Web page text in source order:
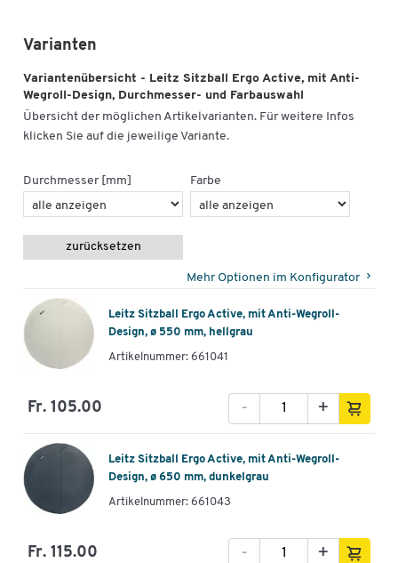
Varianten
Variantenübersicht - Leitz Sitzball Ergo Active, mit Anti-
Wegroll-Design, Durchmesser- und Farbauswahl
Übersicht der möglichen Artikelvarianten. Für weitere Infos
klicken Sie auf die jeweilige Variante.
Durchmesser [mm] Farbe
zurücksetzen
Mehr Optionen im Konfigurator
Leitz Sitzball Ergo Active, mit Anti-Wegroll-
Design, ø 550 mm, hellgrau
Artikelnummer: 661041
Fr. 105.00 +
-
Leitz Sitzball Ergo Active, mit Anti-Wegroll-
Design, ø 650 mm, dunkelgrau
Artikelnummer: 661043
Fr. 115.00 +
-